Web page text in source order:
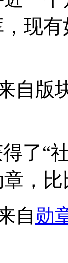
现
数
自版
了“
，
自 勋